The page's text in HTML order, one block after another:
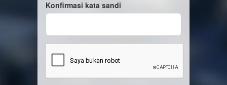
Konfirmasi kata sandi